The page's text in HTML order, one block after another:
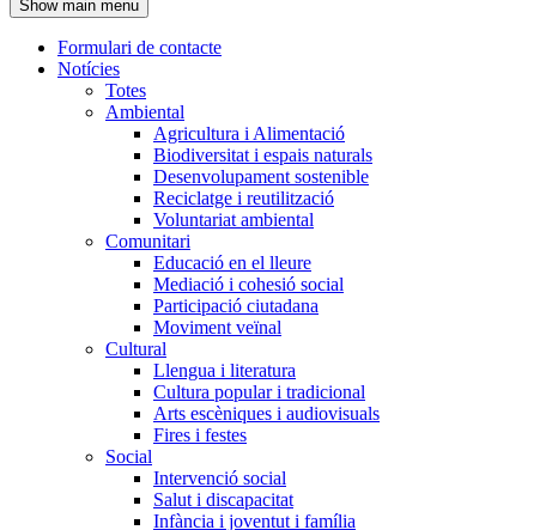
l'encapçalament
Show main menu
Navegació
principal
Formulari de contacte
Notícies
Totes
Ambiental
Agricultura i Alimentació
Biodiversitat i espais naturals
Desenvolupament sostenible
Reciclatge i reutilització
Voluntariat ambiental
Comunitari
Educació en el lleure
Mediació i cohesió social
Participació ciutadana
Moviment veïnal
Cultural
Llengua i literatura
Cultura popular i tradicional
Arts escèniques i audiovisuals
Fires i festes
Social
Intervenció social
Salut i discapacitat
Infància i joventut i família